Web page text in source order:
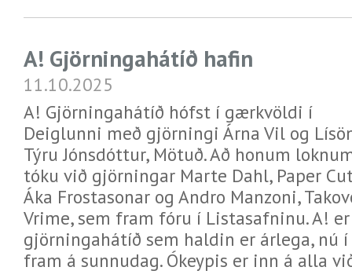
A! Gjörningahátíð hafin
11.10.2025
A! Gjörningahátíð hófst í gærkvöldi í
Deiglunni með gjörningi Árna Vil og
Týru Jónsdóttur, Mötuð. Að honum
tóku við gjörningar Marte Dahl, Paper
Áka Frostasonar og Andro Manzoni,
Vrime, sem fram fóru í Listasafninu. A!
gjörningahátíð sem haldin er árlega, nú
fram á sunnudag. Ókeypis er inn á alla